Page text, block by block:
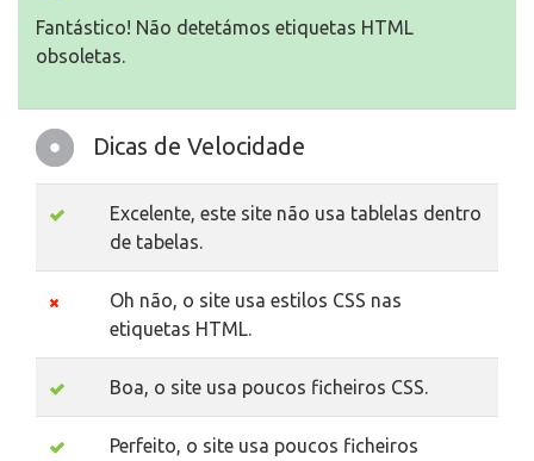
Fantástico! Não detetámos etiquetas HTML
obsoletas.
Dicas de Velocidade
Excelente, este site não usa tablelas dentro
de tabelas.
Oh não, o site usa estilos CSS nas
etiquetas HTML.
Boa, o site usa poucos ficheiros CSS.
Perfeito, o site usa poucos ficheiros